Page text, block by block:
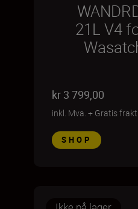
21L V4
kr 3 799,00
inkl. Mva. + Gratis frakt
SHOP